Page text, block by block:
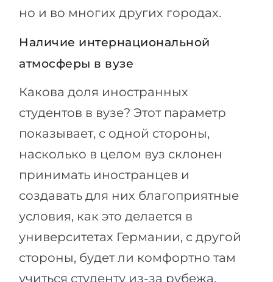
но и во многих других городах.
Наличие интернациональной
атмосферы в вузе
Какова доля иностранных
студентов в вузе? Этот параметр
показывает, с одной стороны,
насколько в целом вуз склонен
принимать иностранцев и
создавать для них благоприятные
условия, как это делается в
университетах Германии, с другой
стороны, будет ли комфортно там
учиться студенту из-за рубежа.